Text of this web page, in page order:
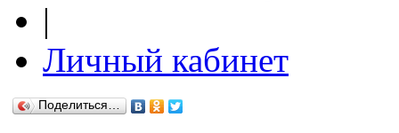
|
Личный кабинет
Поделиться…